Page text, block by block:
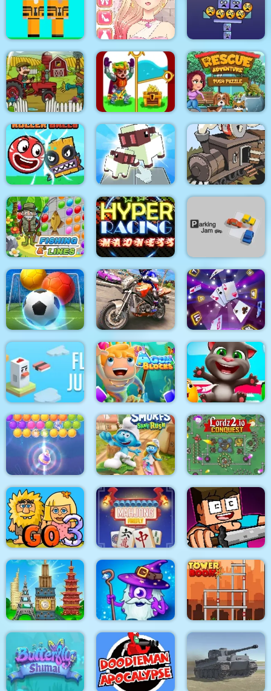
Sky Rolling ball Rotating Catchers
Find the Difference:
Wednesday Mode
Noob vs Hacker Diver
Suit
Anime Girls Dress Up
Game
Super Stacker 3
Tractor Mania
Love and Treasure
Quest
Push Puzzle Rescue
Adventure
Roller Ball 6 :
Bounce Ball 6
Voxel Merge 3D
Black Stallion
Cabaret
Fishing and Lines
Hyper Racing
Madness
Parking Jam
Bubble Shooter
Soccer 2
Bike Stunt Racing
Game 2021
Cards 21
Flip Jump Aqua Blocks Tom Hidden Stars
Bubble Queen Cat
The Smurfs Skate
Rush
Lordz2.io
Adam and Eve Go 3 Mahjong Firefly
My Craft: Craft
Adventure
Tower Match Heroes of Match 3 Tower Boom